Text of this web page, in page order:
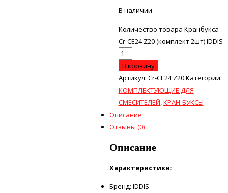
В наличии
Количество товара Кранбукса
Cr-CE24 Z20 (комплект 2шт) IDDIS
В корзину
Артикул: Cr-CE24 Z20Категории:
КОМПЛЕКТУЮЩИЕ ДЛЯ
СМЕСИТЕЛЕЙ,КРАН-БУКСЫ
Описание
Отзывы (0)
Описание
Характеристики:
Бренд: IDDIS